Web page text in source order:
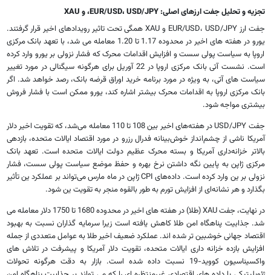
تجزیه و تحلیل جفت ارزهای اصلی: EUR/USD، USD/JPY، و XAU
جفت ارز EUR/USD، USD/JPY و XAU همگی تحت تاثیر رویدادهای اخیر قرار گرفتند.
یورو در هفته های اخیر در محدوده 1.17 تا 1.20 معامله می شد، با تعهد بانک مرکزی
اروپا به سیاست پولی سست و افزایش اقدامات محرک که فشار نزولی بر یورو وارد کرده
است. نشست آتی بانک مرکزی اروپا در 22 آوریل برای هرگونه سیگنالی در مورد تغییر
سیاست های آتی، به ویژه در مورد برنامه خرید اوراق قرضه بانک، رصد خواهد شد. اگر
بانک مرکزی اروپا به اقدامات محرک بیشتر اشاره کند، یورو ممکن است با فشار فروش
بیشتری مواجه شود.
جفت USD/JPY در هفته‌های اخیر بین 108 تا 110 معامله می‌شد، که تقویت اخیر دلار
آمریکا ناشی از چشم‌انداز خوش‌بینانه فدرال رزرو در مورد اقتصاد ایالات متحده، بازدهی
بالاتر خزانه‌داری آمریکا و بسته محرک عظیم دولت ایالات متحده است. تعهد بانک
مرکزی ژاپن به پایین نگه داشتن نرخ بهره و حفظ موضع سیاست پولی سست، فشار
نزولی بر ین وارد کرده است. داده‌های CPI ژاپن در ماه مارس می‌تواند بر عملکرد ین تأثیر
بگذارد و هر نشانه‌ای از افزایش تورم به طور بالقوه منجر به تقویت ین شود.
در نهایت، جفت XAU (طلا) در هفته های اخیر در محدوده 1680 تا 1750 دلار معامله می
شد. جذابیت پناهگاه امن طلا کاهش یافته است زیرا سرمایه گذاران نسبت به بهبود
اقتصاد جهانی خوشبین تر شده اند. عملکرد ضعیف اخیر طلا به عوامل متعددی از جمله
افزایش بازده خزانه داری ایالات متحده، تقویت دلار آمریکا و پیشرفت در تلاش های
واکسیناسیون کووید-19 نسبت داده شده است. بازار به دقت هرگونه تحولات